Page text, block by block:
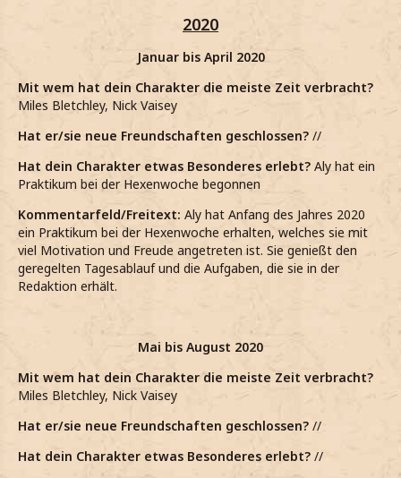
2020
Januar bis April 2020
Mit wem hat dein Charakter die meiste Zeit verbracht?
Miles Bletchley, Nick Vaisey
Hat er/sie neue Freundschaften geschlossen? //
Hat dein Charakter etwas Besonderes erlebt? Aly hat ein
Praktikum bei der Hexenwoche begonnen
Kommentarfeld/Freitext: Aly hat Anfang des Jahres 2020
ein Praktikum bei der Hexenwoche erhalten, welches sie mit
viel Motivation und Freude angetreten ist. Sie genießt den
geregelten Tagesablauf und die Aufgaben, die sie in der
Redaktion erhält.
Mai bis August 2020
Mit wem hat dein Charakter die meiste Zeit verbracht?
Miles Bletchley, Nick Vaisey
Hat er/sie neue Freundschaften geschlossen? //
Hat dein Charakter etwas Besonderes erlebt? //